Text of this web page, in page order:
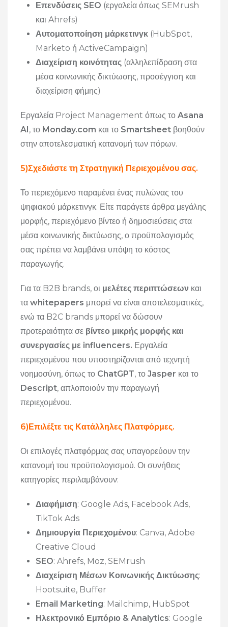
Επενδύσεις SEO (εργαλεία όπως SEMrush
και Ahrefs)
Αυτοματοποίηση μάρκετινγκ (HubSpot,
Marketo ή ActiveCampaign)
Διαχείριση κοινότητας (αλληλεπίδραση στα
μέσα κοινωνικής δικτύωσης, προσέγγιση και
διαχείριση φήμης)
Εργαλεία Project Management όπως το Asana
AI , το Monday.com και το Smartsheet βοηθούν
στην αποτελεσματική κατανομή των πόρων.
5)Σχεδιάστε τη Στρατηγική Περιεχομένου σας.
Το περιεχόμενο παραμένει ένας πυλώνας του
ψηφιακού μάρκετινγκ. Είτε παράγετε άρθρα μεγάλης
μορφής, περιεχόμενο βίντεο ή δημοσιεύσεις στα
μέσα κοινωνικής δικτύωσης, ο προϋπολογισμός
σας πρέπει να λαμβάνει υπόψη το κόστος
παραγωγής.
Για τα B2B brands, οι μελέτες περιπτώσεων και
τα whitepapers μπορεί να είναι αποτελεσματικές,
ενώ τα B2C brands μπορεί να δώσουν
προτεραιότητα σε βίντεο μικρής μορφής και
συνεργασίες με influencers. Εργαλεία
περιεχομένου που υποστηρίζονται από τεχνητή
νοημοσύνη, όπως το ChatGPT, το Jasper και το
Descript, απλοποιούν την παραγωγή
περιεχομένου.
6)Επιλέξτε τις Κατάλληλες Πλατφόρμες.
Οι επιλογές πλατφόρμας σας υπαγορεύουν την
κατανομή του προϋπολογισμού. Οι συνήθεις
κατηγορίες περιλαμβάνουν:
Διαφήμιση: Google Ads, Facebook Ads,
TikTok Ads
Δημιουργία Περιεχομένου: Canva, Adobe
Creative Cloud
SEO: Ahrefs, Moz, SEMrush
Διαχείριση Μέσων Κοινωνικής Δικτύωσης:
Hootsuite, Buffer
Email Marketing: Mailchimp, HubSpot
Ηλεκτρονικό Εμπόριο & Analytics: Google